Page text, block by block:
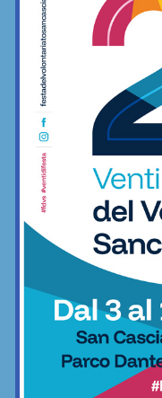
Calcetto
Calcetto
Calcetto
poi